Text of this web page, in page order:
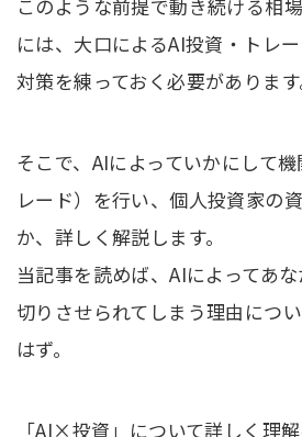
このような前提で動き続ける相
には、大口によるAI投資・トレ
対策を練っておく必要があります
そこで、AIによっていかにして
レード）を行い、個人投資家の
か、詳しく解説します。
当記事を読めば、AIによってあ
切りさせられてしまう理由につ
はず。
「AI×投資」について詳しく理